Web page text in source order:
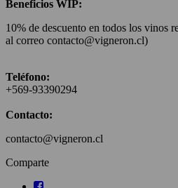
Beneficios WIP:
10% de descuento en todos los vinos
al correo contacto@vigneron.cl)
Teléfono:
+569-93390294
Contacto:
contacto@vigneron.cl
Comparte